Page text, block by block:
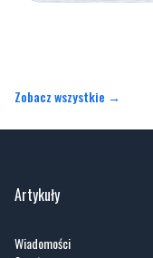
Artykuły
Sport
Kronika policyjna